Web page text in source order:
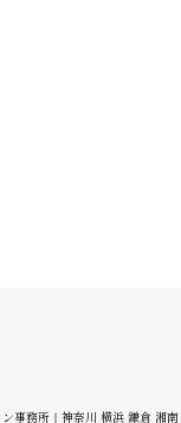
事務所｜神奈川 横浜 鎌倉 湘南